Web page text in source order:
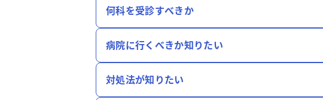
何科を受診すべきか
病院に行くべきか知りたい
対処法が知りたい